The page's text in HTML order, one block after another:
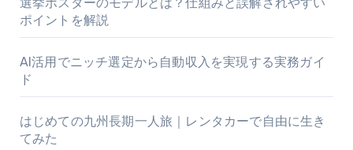
選挙ポスターのモデルとは？仕組みと誤解されやすい
ポイントを解説
AI活用でニッチ選定から自動収入を実現する実務ガイ
ド
はじめての九州長期一人旅｜レンタカーで自由に生き
てみた